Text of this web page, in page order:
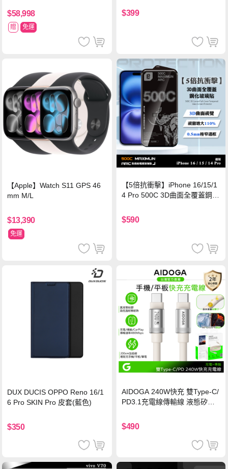
$58,998
贈 免運
$399
【Apple】Watch S11 GPS 46
mm M/L
$13,390
免運
【5倍抗衝擊】iPhone 16/15/1
4 Pro 500C 3D曲面全覆蓋鋼化
保護貼
$590
DUX DUCIS OPPO Reno 16/1
6 Pro SKIN Pro 皮套(藍色)
$350
AIDOGA 240W快充 雙Type-C/
PD3.1充電線傳輸線 液態矽膠
機/平板/筆電
$490